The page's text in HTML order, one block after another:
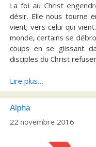
La foi au Christ
désir. Elle nous tourne
vient; vers celui qui
monde, certains se
coups en se glissant
disciples du Christ
Lire plus…
Alpha
22 novembre 2016